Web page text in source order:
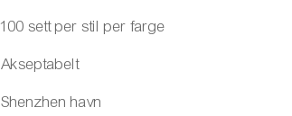
100 sett per stil per farge
Akseptabelt
Shenzhen havn